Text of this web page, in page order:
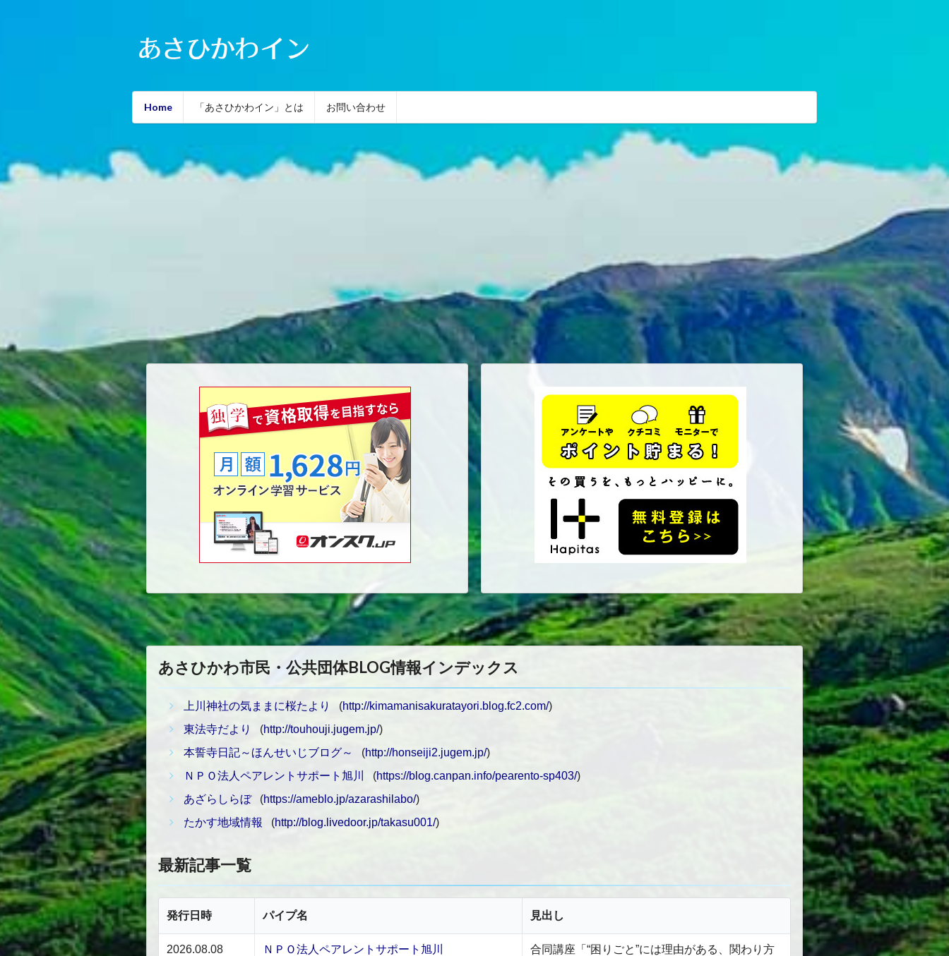
Home 「あさひかわイン」とは お問い合わせ
あさひかわ市民・公共団体BLOG情報インデックス
上川神社の気ままに桜たより (http://kimamanisakuratayori.blog.fc2.com/)
東法寺だより
(http://touhouji.jugem.jp/)
本誓寺日記～ほんせいじブログ～
(http://honseiji2.jugem.jp/)
ＮＰＯ法人ペアレントサポート旭川
(https://blog.canpan.info/pearento-sp403/)
あざらしらぼ(https://ameblo.jp/azarashilabo/)
たかす地域情報
(http://blog.livedoor.jp/takasu001/)
最新記事一覧
発行日時 パイプ名 見出し
2026.08.08 ＮＰＯ法人ペアレントサポート旭川
合同講座「“困りごと”には理由がある、関わり方